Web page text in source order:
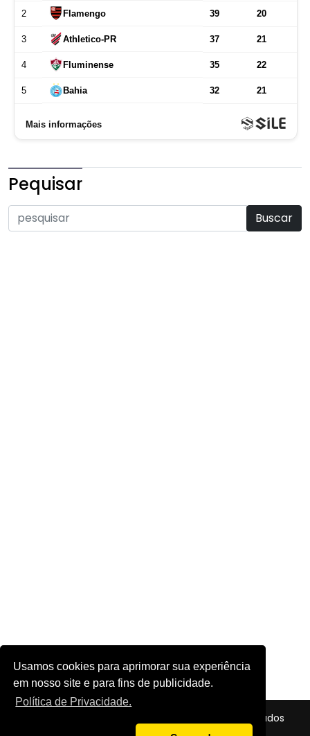
Usamos cookies para aprimorar sua experiência
em nosso site e para fins de publicidade.
Política de Privacidade.
Pequisar
© 2026 - Futebol em Foco - Todos os direitos reservados